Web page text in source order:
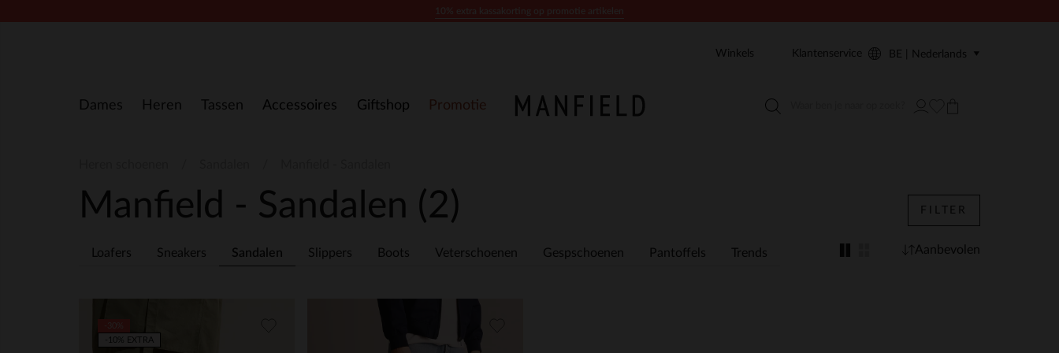
Dames Heren Tassen Accessoires Giftshop Promotie
Winkels Klantenservice BE | Nederlands
Manfield - Sandalen (2)
Loafers Sneakers Sandalen Slippers Boots Veterschoenen Gespschoenen Pantoffels Trends
FILTER
Aanbevolen
-10% EXTRA